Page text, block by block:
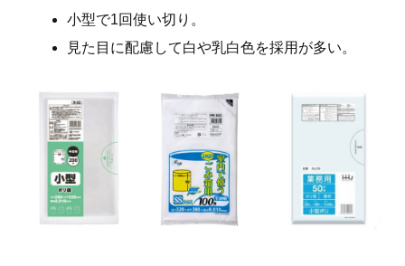
小型で1回使い切り。
見た目に配慮して白や乳白色を採用が多い。